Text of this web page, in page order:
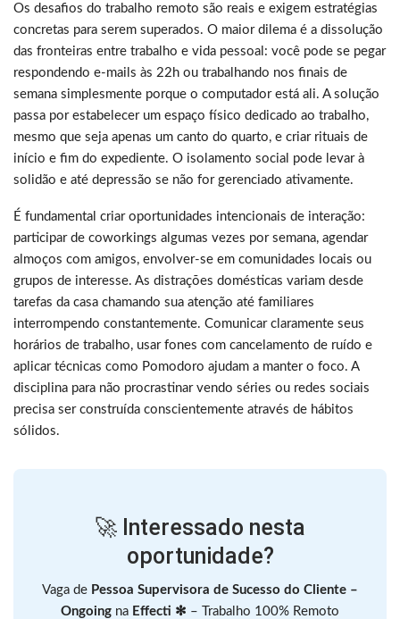
Os desafios do trabalho remoto são reais e exigem estratégias
concretas para serem superados. O maior dilema é a dissolução
das fronteiras entre trabalho e vida pessoal: você pode se pegar
respondendo e-mails às 22h ou trabalhando nos finais de
semana simplesmente porque o computador está ali. A solução
passa por estabelecer um espaço físico dedicado ao trabalho,
mesmo que seja apenas um canto do quarto, e criar rituais de
início e fim do expediente. O isolamento social pode levar à
solidão e até depressão se não for gerenciado ativamente.
É fundamental criar oportunidades intencionais de interação:
participar de coworkings algumas vezes por semana, agendar
almoços com amigos, envolver-se em comunidades locais ou
grupos de interesse. As distrações domésticas variam desde
tarefas da casa chamando sua atenção até familiares
interrompendo constantemente. Comunicar claramente seus
horários de trabalho, usar fones com cancelamento de ruído e
aplicar técnicas como Pomodoro ajudam a manter o foco. A
disciplina para não procrastinar vendo séries ou redes sociais
precisa ser construída conscientemente através de hábitos
sólidos.
🚀 Interessado nesta
oportunidade?
Vaga de Pessoa Supervisora de Sucesso do Cliente –
Ongoing na Effecti ✻ – Trabalho 100% Remoto